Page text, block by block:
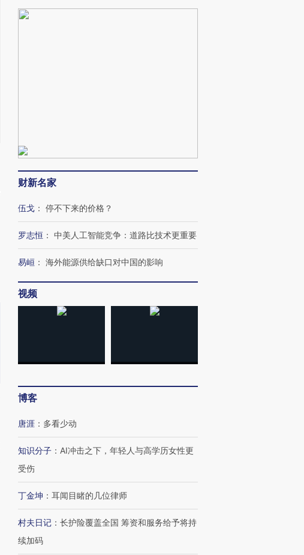
财新名家
伍戈 ： 停不下来的价格？
罗志恒 ： 中美人工智能竞争：道路比技术更重要
易峘 ： 海外能源供给缺口对中国的影响
视频
博客
唐涯 ： 多看少动
知识分子 ： AI冲击之下，年轻人与高学历女性更
受伤
丁金坤 ： 耳闻目睹的几位律师
村夫日记 ： 长护险覆盖全国 筹资和服务给予将持
续加码